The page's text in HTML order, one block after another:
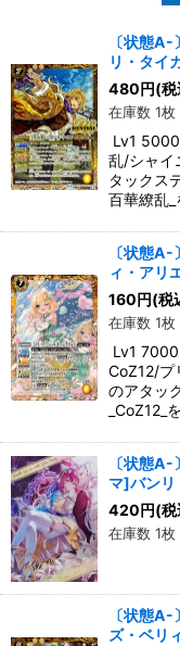
〔状態
リ・タイ
480 円(税
在庫数 1枚
Lv1
乱/シャイ
タックス
百華繚乱
〔状態
ィ・アリ
160 円(税
在庫数 1枚
Lv1
CoZ12/プ
のアタッ
_CoZ12_
〔状態
マ]バン
420 円(税
在庫数 1枚
〔状態
ズ・ベリ